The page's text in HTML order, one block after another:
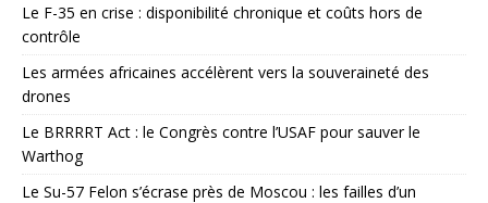
Le F-35 en crise : disponibilité chronique et coûts hors de
contrôle
Les armées africaines accélèrent vers la souveraineté des
drones
Le BRRRRT Act : le Congrès contre l’USAF pour sauver le
Warthog
Le Su-57 Felon s’écrase près de Moscou : les failles d’un